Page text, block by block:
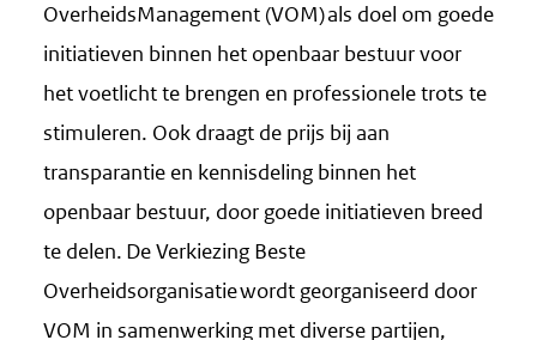
OverheidsManagement (VOM) als doel om goede
initiatieven binnen het openbaar bestuur voor
het voetlicht te brengen en professionele trots te
stimuleren. Ook draagt de prijs bij aan
transparantie en kennisdeling binnen het
openbaar bestuur, door goede initiatieven breed
te delen. De Verkiezing Beste
Overheidsorganisatie wordt georganiseerd door
VOM in samenwerking met diverse partijen,